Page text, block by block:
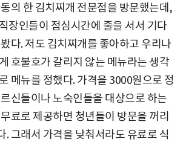
의 한 김치찌개 전문점을 방문했는데,
장인들이 점심시간에 줄을 서서 기다
다. 저도 김치찌개를 좋아하고 우리나
호불호가 갈리지 않는 메뉴라는 생각
메뉴를 정했다. 가격을 3000원으로 정
신들이나 노숙인들을 대상으로 하는
료로 제공하면 청년들이 방문을 꺼리
. 그래서 가격을 낮춰서라도 유료로 식